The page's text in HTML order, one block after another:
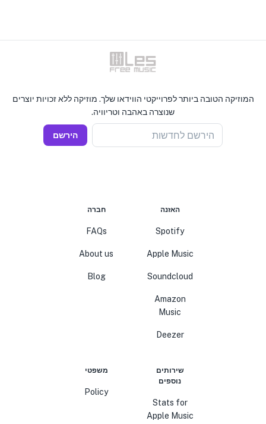
המוזיקה הטובה ביותר לפרוייקטי הווידאו שלך. מוזיקה ללא זכויות יוצרים
שנוצרה באהבה וטריוויה.
הירשם לחדשות הירשם
האזנה
Spotify
Apple Music
Soundcloud
Amazon
Music
Deezer
חברה
FAQs
About us
Blog
שירותים
נוספים
Stats for
Apple Music
משפטי
Policy